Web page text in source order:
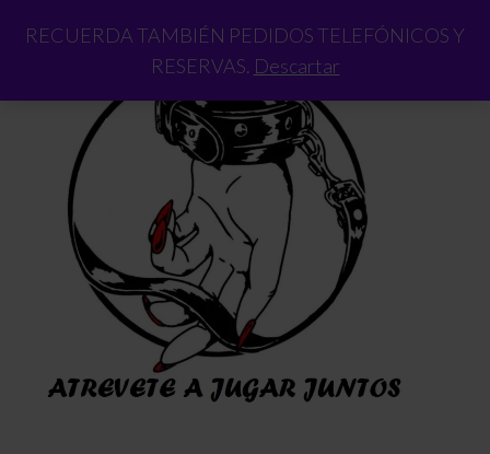
RECUERDA TAMBIÉN PEDIDOS TELEFÓNICOS Y
RESERVAS. Descartar